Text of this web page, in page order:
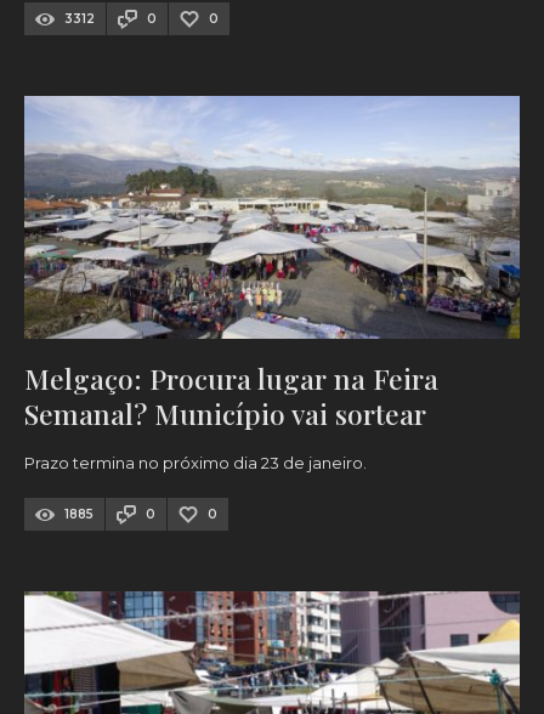
3312 0 0
Melgaço: Procura lugar na Feira
Semanal? Município vai sortear
Prazo termina no próximo dia 23 de janeiro.
1885 0 0